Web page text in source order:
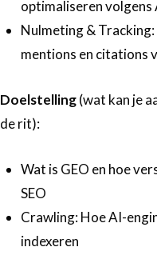
optimaliseren
Nulmeting &
mentions en citations
Doelstelling(wat kan je
de rit):
Wat is GEO en hoe
SEO
Crawling: Hoe AI-
indexeren